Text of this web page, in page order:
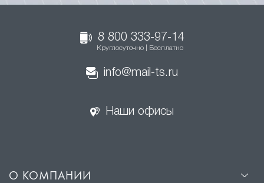
8 800 333-97-14
Круглосуточно | Бесплатно
info@mail-ts.ru
Наши офисы
О КОМПАНИИ